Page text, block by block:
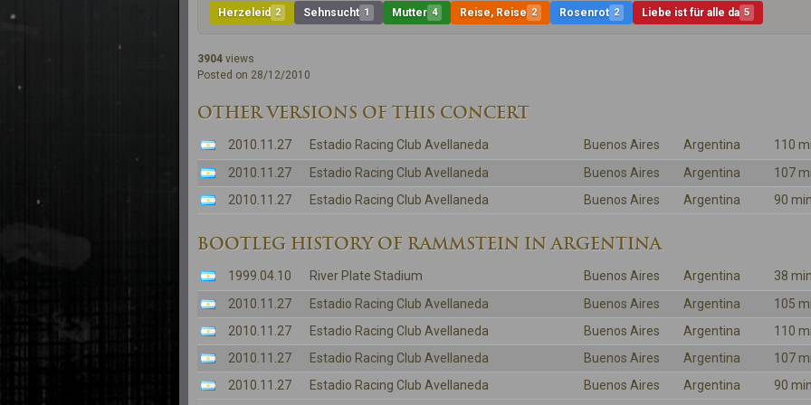
Herzeleid 2 Sehnsucht 1 Mutter 4 Reise, Reise 2 Rosenrot 2 Liebe ist für alle da 5
3904 views
Posted on 28/12/2010
OTHER VERSIONS OF THIS CONCERT
2010.11.27 Estadio Racing Club Avellaneda Buenos Aires Argentina
110
2010.11.27
Estadio Racing Club Avellaneda Buenos Aires Argentina
107
2010.11.27
Estadio Racing Club Avellaneda Buenos Aires Argentina 90
BOOTLEG HISTORY OF RAMMSTEIN IN ARGENTINA
1999.04.10 River Plate Stadium Buenos Aires Argentina
38
2010.11.27
Estadio Racing Club Avellaneda Buenos Aires Argentina
105
2010.11.27
Estadio Racing Club Avellaneda Buenos Aires Argentina
110
2010.11.27
Estadio Racing Club Avellaneda Buenos Aires Argentina
107
2010.11.27
Estadio Racing Club Avellaneda Buenos Aires Argentina 90